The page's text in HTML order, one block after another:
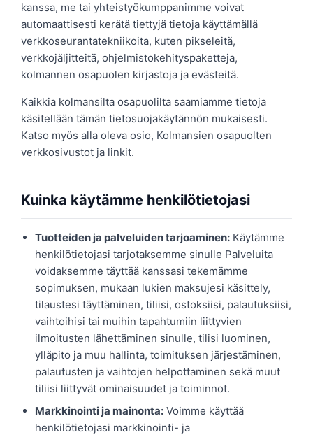
kanssa, me tai yhteistyökumppanimme voivat
automaattisesti kerätä tiettyjä tietoja käyttämällä
verkkoseurantatekniikoita, kuten pikseleitä,
verkkojäljitteitä, ohjelmistokehityspaketteja,
kolmannen osapuolen kirjastoja ja evästeitä.
Kaikkia kolmansilta osapuolilta saamiamme tietoja
käsitellään tämän tietosuojakäytännön mukaisesti.
Katso myös alla oleva osio, Kolmansien osapuolten
verkkosivustot ja linkit.
Kuinka käytämme henkilötietojasi
Tuotteiden ja palveluiden tarjoaminen: Käytämme
henkilötietojasi tarjotaksemme sinulle Palveluita
voidaksemme täyttää kanssasi tekemämme
sopimuksen, mukaan lukien maksujesi käsittely,
tilaustesi täyttäminen, tiliisi, ostoksiisi, palautuksiisi,
vaihtoihisi tai muihin tapahtumiin liittyvien
ilmoitusten lähettäminen sinulle, tilisi luominen,
ylläpito ja muu hallinta, toimituksen järjestäminen,
palautusten ja vaihtojen helpottaminen sekä muut
tiliisi liittyvät ominaisuudet ja toiminnot.
Markkinointi ja mainonta: Voimme käyttää
henkilötietojasi markkinointi- ja